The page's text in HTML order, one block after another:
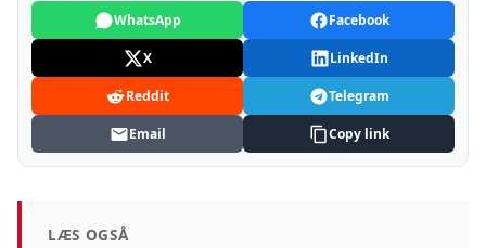
WhatsApp Facebook
X LinkedIn
Reddit Telegram
Email Copy link
LÆS OGSÅ